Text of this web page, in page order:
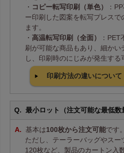
・ コピー転写印刷（単色）
：
ー印刷した図案を転写プレスで
ます。
・ 高温転写印刷（全面）
：
刷が可能な商品もあり、細か
し、印刷時のにじみが発生する
印刷方法の違いについて
最小ロット（注文可能な最低数
基本は100枚から注文可能です。
ただし、テーラーバッグやス
120枚など、製品のカートン入